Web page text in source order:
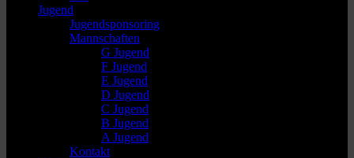
Jugend
Jugendsponsoring
Mannschaften
G Jugend
F Jugend
E Jugend
D Jugend
C Jugend
B Jugend
A Jugend
Kontakt